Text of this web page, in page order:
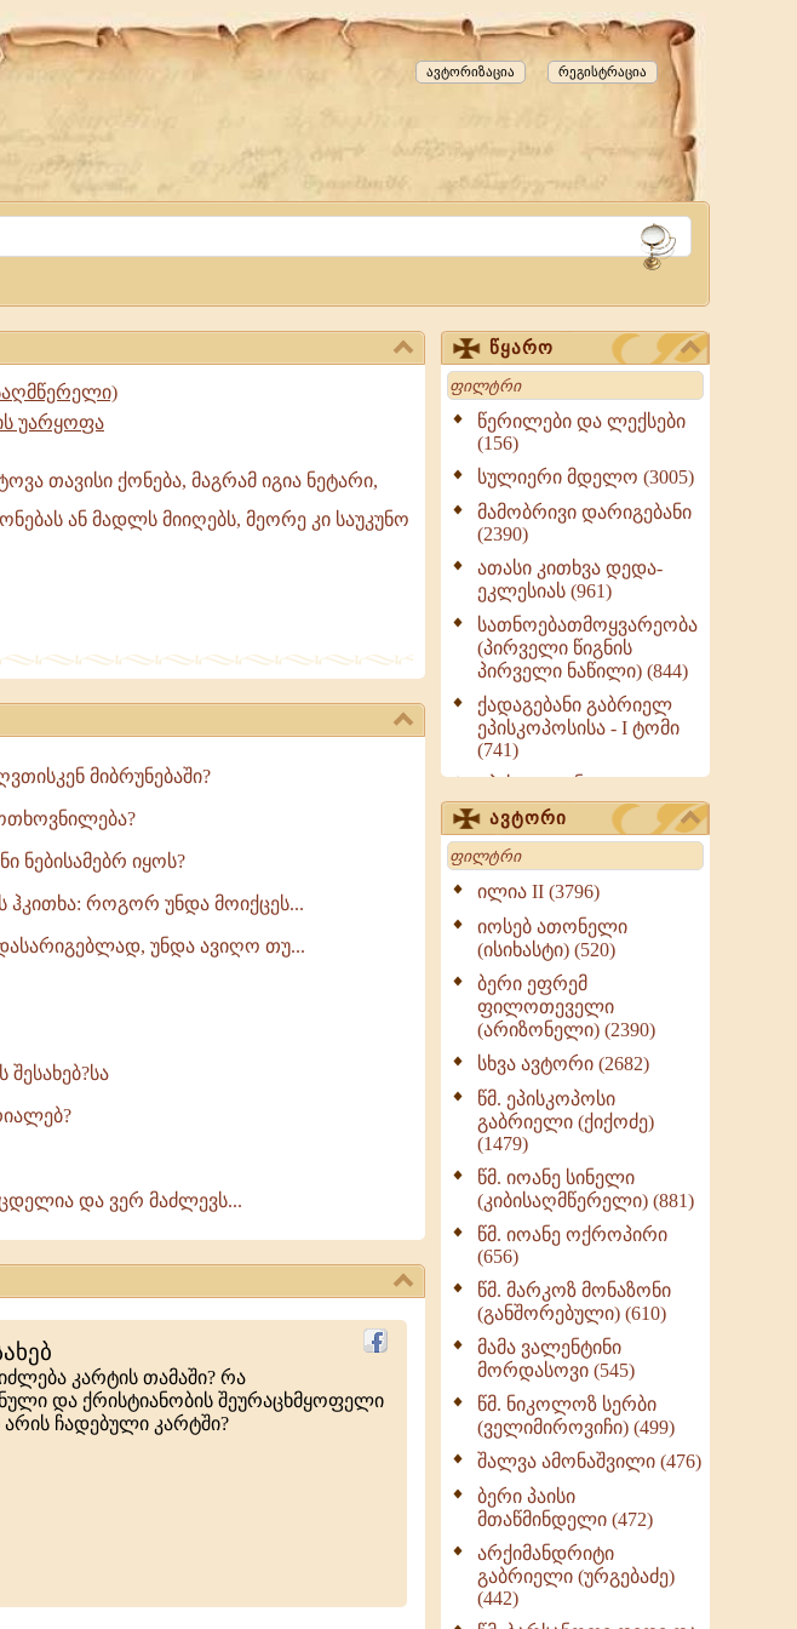
რეგისტრაცია
ავტორიზაცია
უარყოფა
თავისი ქონება, მაგრამ იგია ნეტარი,
ან მადლს მიიღებს, მეორე კი საუკუნო
მიბრუნებაში?
ნებისამებრ იყოს?
ჰკითხა: როგორ უნდა მოიქცეს...
დასარიგებლად, უნდა ავიღო თუ...
და ვერ მაძლევს...
კარტის თამაში? რა
და ქრისტიანობის შეურაცხმყოფელი
ჩადებული კარტში?
წყარო
Search
წერილები და ლექსები
(156)
სულიერი მდელო (3005)
მამობრივი დარიგებანი
(2390)
ათასი კითხვა დედა-
ეკლესიას (961)
სათნოებათმოყვარეობა
(პირველი წიგნის
პირველი ნაწილი) (844)
ქადაგებანი გაბრიელ
ეპისკოპოსისა - I ტომი
(741)
ეპისტოლენი,
ქადაგებანი, სიტყვანი
(ნაწილი III) (723)
მოძღვრის ძალზე
სასარგებლო რჩევები
მრევლისათვის (545)
Wisdomge (514)
ქადაგებანი გაბრიელ
ეპისკოპოსისა - II ტომი
(370)
სულიერი ცხოვრების
სახელმძღვანელო -
ნაწილი II (369)
ღმერთი და ადამიანები
(287)
ბერის დიადემა (278)
მონაზვნური
გამოცდილების
ოთხი ასეული თავი
სიყვარულის შესახებ
(259)
ავტორი
Search
ილია II (3796)
იოსებ ათონელი
(ისიხასტი) (520)
ბერი ეფრემ
ფილოთეველი
(არიზონელი) (2390)
სხვა ავტორი (2682)
წმ. ეპისკოპოსი
გაბრიელი (ქიქოძე)
(1479)
წმ. იოანე სინელი
(კიბისაღმწერელი) (881)
წმ. იოანე ოქროპირი
(656)
წმ. მარკოზ მონაზონი
(განშორებული) (610)
მამა ვალენტინი
მორდასოვი (545)
წმ. ნიკოლოზ სერბი
(ველიმიროვიჩი) (499)
შალვა ამონაშვილი (476)
ბერი პაისი
მთაწმინდელი (472)
არქიმანდრიტი
გაბრიელი (ურგებაძე)
(442)